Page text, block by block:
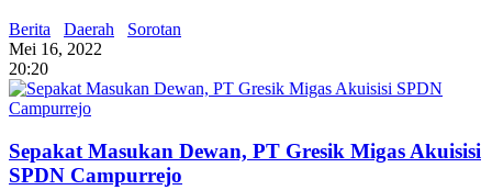
Berita Daerah
Sorotan
Mei 16, 2022
20:20
Sepakat Masukan Dewan, PT Gresik Migas Akuisisi
SPDN Campurrejo